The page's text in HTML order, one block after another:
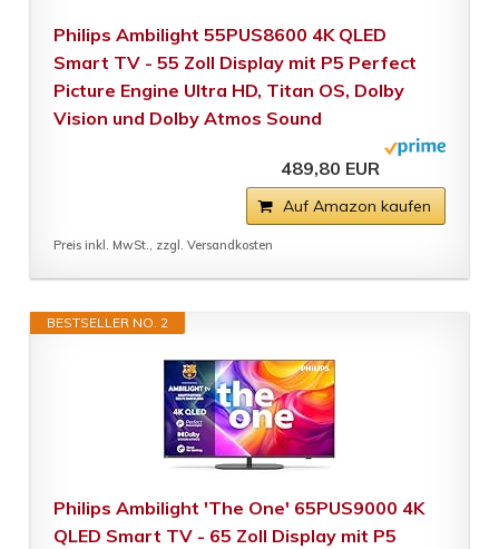
Philips Ambilight 55PUS8600 4K QLED
Smart TV - 55 Zoll Display mit P5 Perfect
Picture Engine Ultra HD, Titan OS, Dolby
Vision und Dolby Atmos Sound
489,80 EUR
Auf Amazon kaufen
Preis inkl. MwSt., zzgl. Versandkosten
BESTSELLER NO. 2
Philips Ambilight 'The One' 65PUS9000 4K
QLED Smart TV - 65 Zoll Display mit P5